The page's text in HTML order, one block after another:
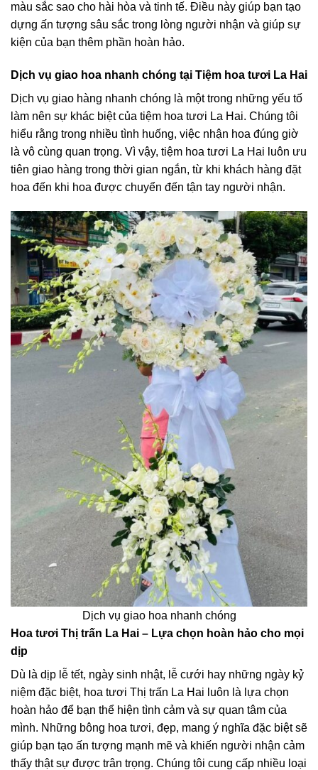
màu sắc sao cho hài hòa và tinh tế. Điều này giúp bạn tạo
dựng ấn tượng sâu sắc trong lòng người nhận và giúp sự
kiện của bạn thêm phần hoàn hảo.
Dịch vụ giao hoa nhanh chóng tại Tiệm hoa tươi La Hai
Dịch vụ giao hàng nhanh chóng là một trong những yếu tố
làm nên sự khác biệt của tiệm hoa tươi La Hai. Chúng tôi
hiểu rằng trong nhiều tình huống, việc nhận hoa đúng giờ
là vô cùng quan trọng. Vì vậy, tiệm hoa tươi La Hai luôn ưu
tiên giao hàng trong thời gian ngắn, từ khi khách hàng đặt
hoa đến khi hoa được chuyển đến tận tay người nhận.
Dịch vụ giao hoa nhanh chóng
Hoa tươi Thị trấn La Hai – Lựa chọn hoàn hảo cho mọi
dịp
Dù là dịp lễ tết, ngày sinh nhật, lễ cưới hay những ngày kỷ
niệm đặc biệt, hoa tươi Thị trấn La Hai luôn là lựa chọn
hoàn hảo để bạn thể hiện tình cảm và sự quan tâm của
mình. Những bông hoa tươi, đẹp, mang ý nghĩa đặc biệt sẽ
giúp bạn tạo ấn tượng mạnh mẽ và khiến người nhận cảm
thấy thật sự được trân trọng. Chúng tôi cung cấp nhiều loại